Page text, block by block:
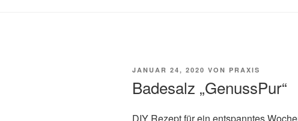
VERÖFFENTLICHT
JANUAR 24, 2020 VON PRAXIS
Badesalz „GenussPur“